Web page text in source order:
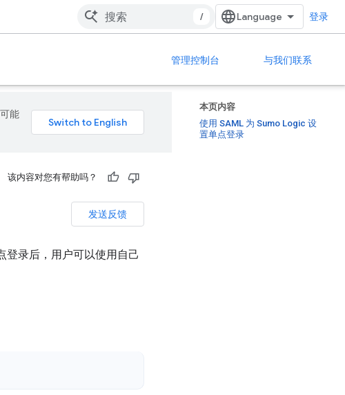
/ 登录
管理控制台 与我们联系
本页内容
使用 SAML 为 Sumo Logic 设
置单点登录
能
该内容对您有帮助吗？
发送反馈
登录后，用户可以使用自己